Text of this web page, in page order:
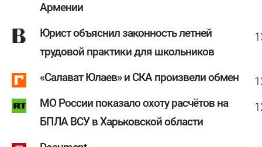
Армении
Юрист объяснил законность летней
трудовой практики для школьников
«Салават Юлаев» и СКА произвели обмен
МО России показало охоту расчётов на
БПЛА ВСУ в Харьковской области